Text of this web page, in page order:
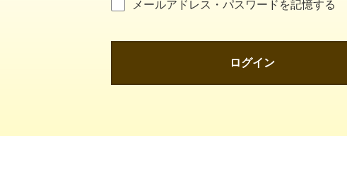
メールアドレス・パスワードを記憶する
ログイン